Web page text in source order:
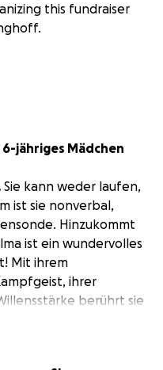
this fundraiser
6-jähriges Mädchen
Sie kann weder laufen,
ist sie nonverbal,
Hinzukommt
ist ein wundervolles
Mit ihrem
ihrer
berührt sie
den kältesten